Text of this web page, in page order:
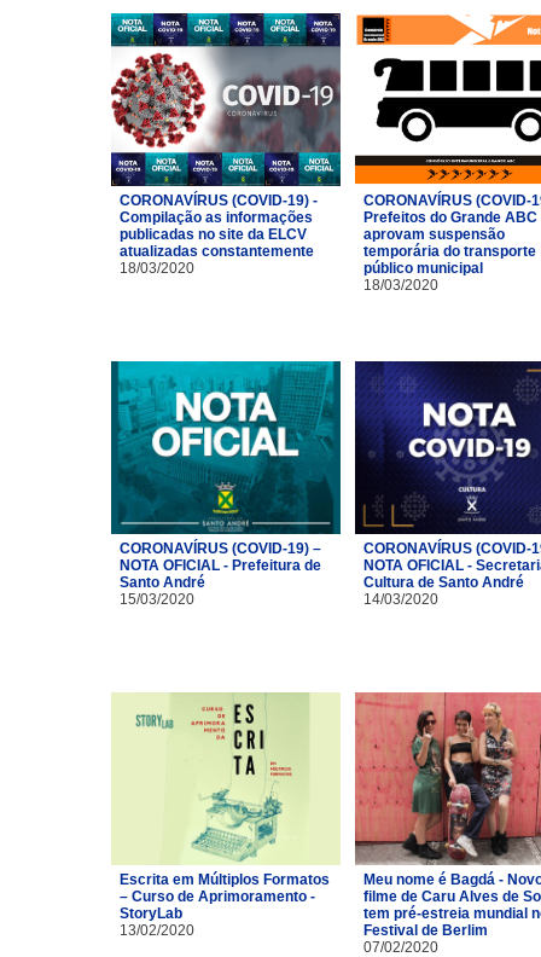
CORONAVÍRUS (COVID-19) -
Compilação as informações
publicadas no site da ELCV
atualizadas constantemente
18/03/2020
CORONAVÍRUS (COVID-
Prefeitos do Grande ABC
aprovam suspensão
temporária do transporte
público municipal
18/03/2020
CORONAVÍRUS (COVID-19) –
NOTA OFICIAL - Prefeitura de
Santo André
15/03/2020
CORONAVÍRUS (COVID-
NOTA OFICIAL -
Cultura de Santo André
14/03/2020
Escrita em Múltiplos Formatos
– Curso de Aprimoramento -
StoryLab
13/02/2020
Meu nome é Bagdá -
filme de Caru Alves de
tem pré-estreia mundial
Festival de Berlim
07/02/2020